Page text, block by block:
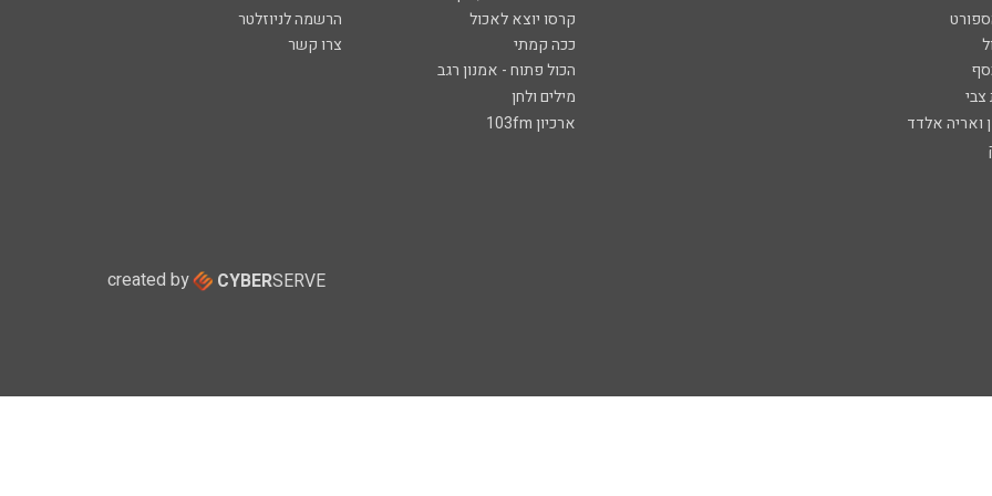
קרסו יוצא לאכול
הרשמה לניוזלטר
ככה קמתי
צרו קשר
הכול פתוח - אמנון רגב
צבי
מילים ולחן
ואריה אלדד
ארכיון 103fm
created by CYBERSERVE